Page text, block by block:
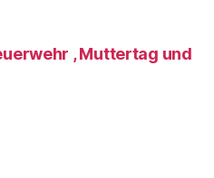
, Muttertag und